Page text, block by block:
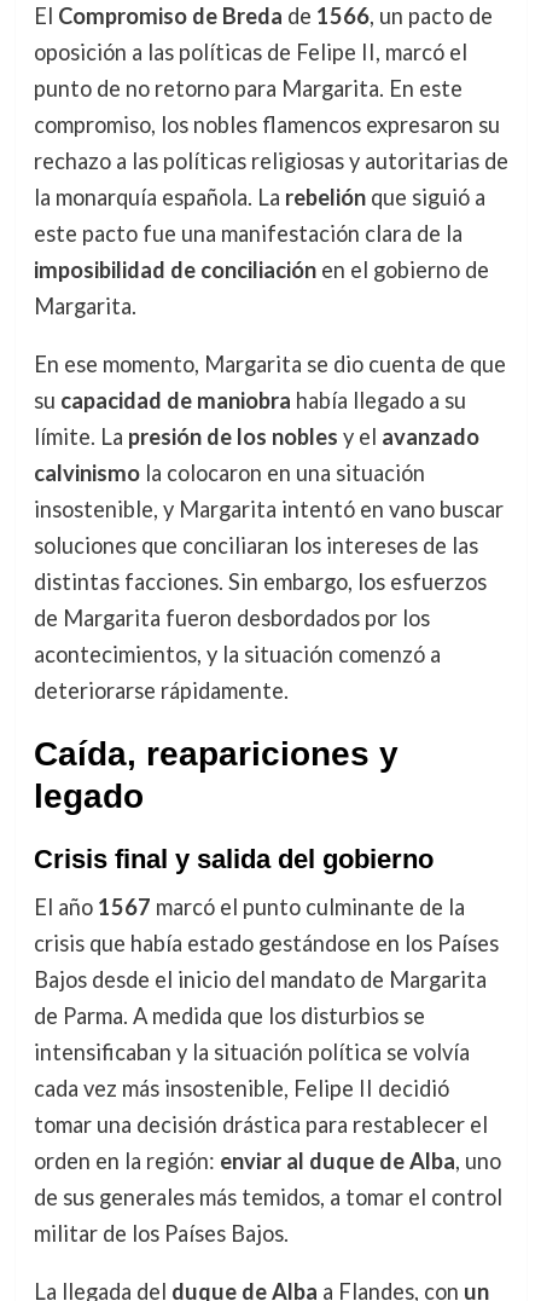
El Compromiso de Breda de 1566, un pacto de
oposición a las políticas de Felipe II, marcó el
punto de no retorno para Margarita. En este
compromiso, los nobles flamencos expresaron su
rechazo a las políticas religiosas y autoritarias de
la monarquía española. La rebeliónque siguió a
este pacto fue una manifestación clara de la
imposibilidad de conciliaciónen el gobierno de
Margarita.
En ese momento, Margarita se dio cuenta de que
su capacidad de maniobra había llegado a su
límite. La presión de los nobles y el avanzado
calvinismola colocaron en una situación
insostenible, y Margarita intentó en vano buscar
soluciones que conciliaran los intereses de las
distintas facciones. Sin embargo, los esfuerzos
de Margarita fueron desbordados por los
acontecimientos, y la situación comenzó a
deteriorarse rápidamente.
Caída, reapariciones y
legado
Crisis final y salida del gobierno
El año 1567 marcó el punto culminante de la
crisis que había estado gestándose en los Países
Bajos desde el inicio del mandato de Margarita
de Parma. A medida que los disturbios se
intensificaban y la situación política se volvía
cada vez más insostenible, Felipe II decidió
tomar una decisión drástica para restablecer el
orden en la región: enviar al duque de Alba, uno
de sus generales más temidos, a tomar el control
militar de los Países Bajos.
La llegada del duque de Alba a Flandes, con un